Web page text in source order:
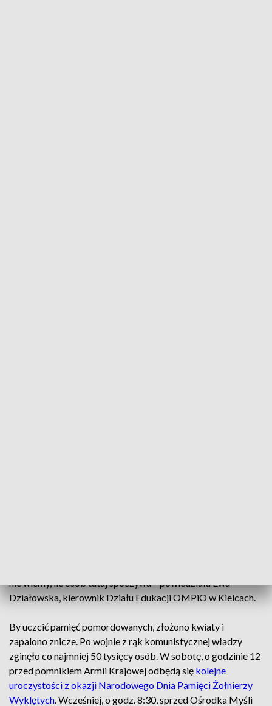
nie wiemy, ile osób tutaj spoczywa – powiedziała Ewa
Działowska, kierownik Działu Edukacji OMPiO w Kielcach.
By uczcić pamięć pomordowanych, złożono kwiaty i
zapalono znicze. Po wojnie z rąk komunistycznej władzy
zginęło co najmniej 50 tysięcy osób. W sobotę, o godzinie 12
przed pomnikiem Armii Krajowej odbędą się kolejne
uroczystości z okazji Narodowego Dnia Pamięci Żołnierzy
Wyklętych. Wcześniej, o godz. 8:30, sprzed Ośrodka Myśli